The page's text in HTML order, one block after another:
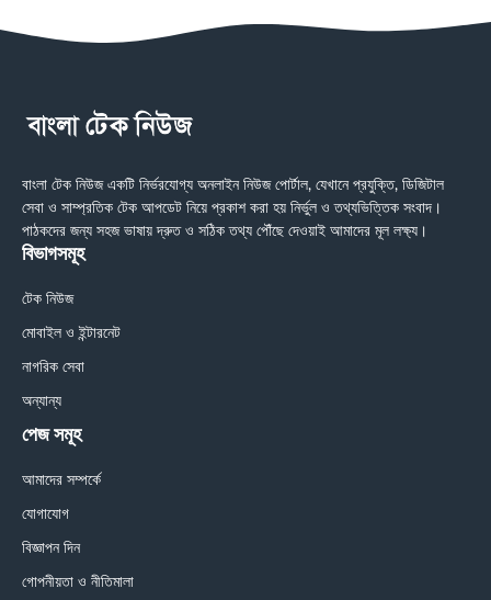
বাংলা টেক নিউজ একটি নির্ভরযোগ্য অনলাইন নিউজ পোর্টাল, যেখানে প্রযুক্তি, ডিজিটাল
সেবা ও সাম্প্রতিক টেক আপডেট নিয়ে প্রকাশ করা হয় নির্ভুল ও তথ্যভিত্তিক সংবাদ।
পাঠকদের জন্য সহজ ভাষায় দ্রুত ও সঠিক তথ্য পৌঁছে দেওয়াই আমাদের মূল লক্ষ্য।
বিভাগসমূহ
টেক নিউজ
মোবাইল ও ইন্টারনেট
নাগরিক সেবা
অন্যান্য
পেজ সমূহ
আমাদের সম্পর্কে
যোগাযোগ
বিজ্ঞাপন দিন
গোপনীয়তা ও নীতিমালা